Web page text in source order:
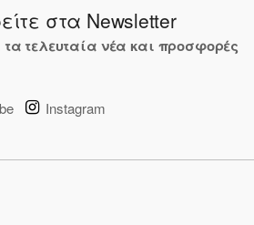
στα Newsletter
τα τελευταία νέα και προσφορές
Instagram